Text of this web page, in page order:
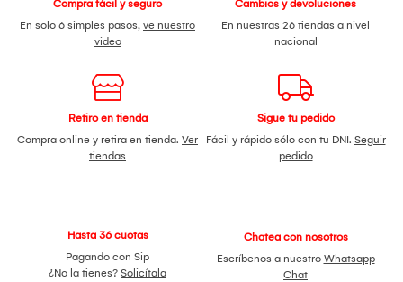
Compra fácil y seguro
En solo 6 simples pasos, ve nuestro
video
Cambios y devoluciones
En nuestras 26 tiendas a nivel
nacional
Retiro en tienda
Compra online y retira en tienda. Ver
tiendas
Sigue tu pedido
Fácil y rápido sólo con tu DNI. Seguir
pedido
Hasta 36 cuotas
Pagando con Sip
¿No la tienes? Solicítala
Chatea con nosotros
Escríbenos a nuestro Whatsapp
Chat